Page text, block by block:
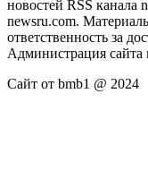
новостей RSS канала
newsru.com.
ответственность за
Администрация сайта
Сайт от bmb1 @ 2024